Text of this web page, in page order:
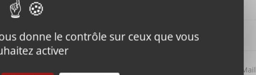
Partager par Mail
donne le contrôle sur ceux que vous
activer